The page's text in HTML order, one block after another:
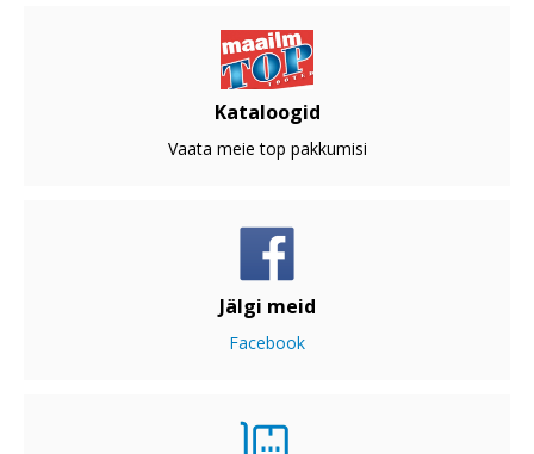
Kataloogid
Vaata meie top pakkumisi
Jälgi meid
Facebook